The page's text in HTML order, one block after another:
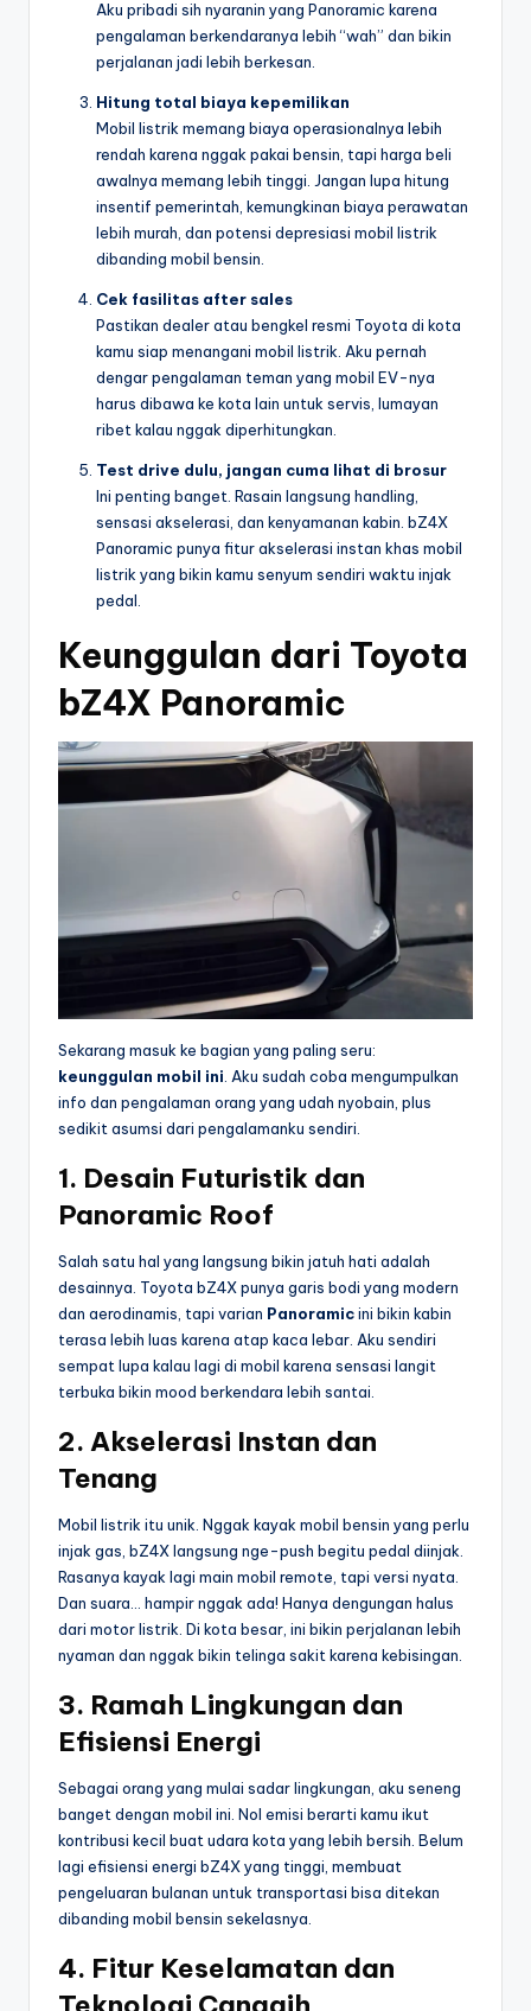
Aku pribadi sih nyaranin yang Panoramic karena
pengalaman berkendaranya lebih “wah” dan bikin
perjalanan jadi lebih berkesan.
Hitung total biaya kepemilikan
Mobil listrik memang biaya operasionalnya lebih
rendah karena nggak pakai bensin, tapi harga beli
awalnya memang lebih tinggi. Jangan lupa hitung
insentif pemerintah, kemungkinan biaya perawatan
lebih murah, dan potensi depresiasi mobil listrik
dibanding mobil bensin.
Cek fasilitas after sales
Pastikan dealer atau bengkel resmi Toyota di kota
kamu siap menangani mobil listrik. Aku pernah
dengar pengalaman teman yang mobil EV-nya
harus dibawa ke kota lain untuk servis, lumayan
ribet kalau nggak diperhitungkan.
Test drive dulu, jangan cuma lihat di brosur
Ini penting banget. Rasain langsung handling,
sensasi akselerasi, dan kenyamanan kabin. bZ4X
Panoramic punya fitur akselerasi instan khas mobil
listrik yang bikin kamu senyum sendiri waktu injak
pedal.
Keunggulan dari Toyota
bZ4X Panoramic
Sekarang masuk ke bagian yang paling seru:
keunggulan mobil ini . Aku sudah coba mengumpulkan
info dan pengalaman orang yang udah nyobain, plus
sedikit asumsi dari pengalamanku sendiri.
1. Desain Futuristik dan
Panoramic Roof
Salah satu hal yang langsung bikin jatuh hati adalah
desainnya. Toyota bZ4X punya garis bodi yang modern
dan aerodinamis, tapi varian Panoramicini bikin kabin
terasa lebih luas karena atap kaca lebar. Aku sendiri
sempat lupa kalau lagi di mobil karena sensasi langit
terbuka bikin mood berkendara lebih santai.
2. Akselerasi Instan dan
Tenang
Mobil listrik itu unik. Nggak kayak mobil bensin yang perlu
injak gas, bZ4X langsung nge-push begitu pedal diinjak.
Rasanya kayak lagi main mobil remote, tapi versi nyata.
Dan suara… hampir nggak ada! Hanya dengungan halus
dari motor listrik. Di kota besar, ini bikin perjalanan lebih
nyaman dan nggak bikin telinga sakit karena kebisingan.
3. Ramah Lingkungan dan
Efisiensi Energi
Sebagai orang yang mulai sadar lingkungan, aku seneng
banget dengan mobil ini. Nol emisi berarti kamu ikut
kontribusi kecil buat udara kota yang lebih bersih. Belum
lagi efisiensi energi bZ4X yang tinggi, membuat
pengeluaran bulanan untuk transportasi bisa ditekan
dibanding mobil bensin sekelasnya.
4. Fitur Keselamatan dan